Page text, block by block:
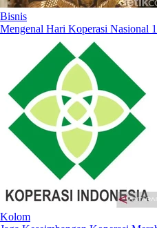
Bisnis
Mengenal Hari Koperasi Nasional
Kolom